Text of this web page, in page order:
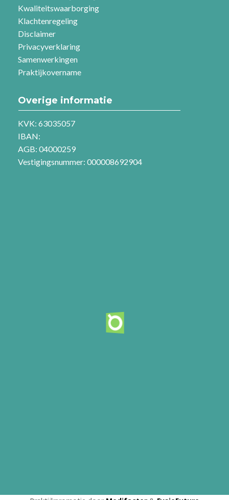
Kwaliteitswaarborging
Klachtenregeling
Disclaimer
Privacyverklaring
Samenwerkingen
Praktijkovername
Overige informatie
KVK: 63035057
IBAN:
AGB: 04000259
Vestigingsnummer: 000008692904